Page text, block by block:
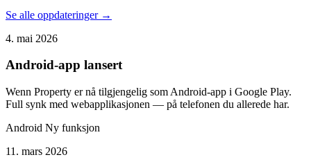
Se alle oppdateringer →
4. mai 2026
Android-app lansert
Wenn Property er nå tilgjengelig som Android-app i Google Play.
Full synk med webapplikasjonen — på telefonen du allerede har.
Android Ny funksjon
11. mars 2026